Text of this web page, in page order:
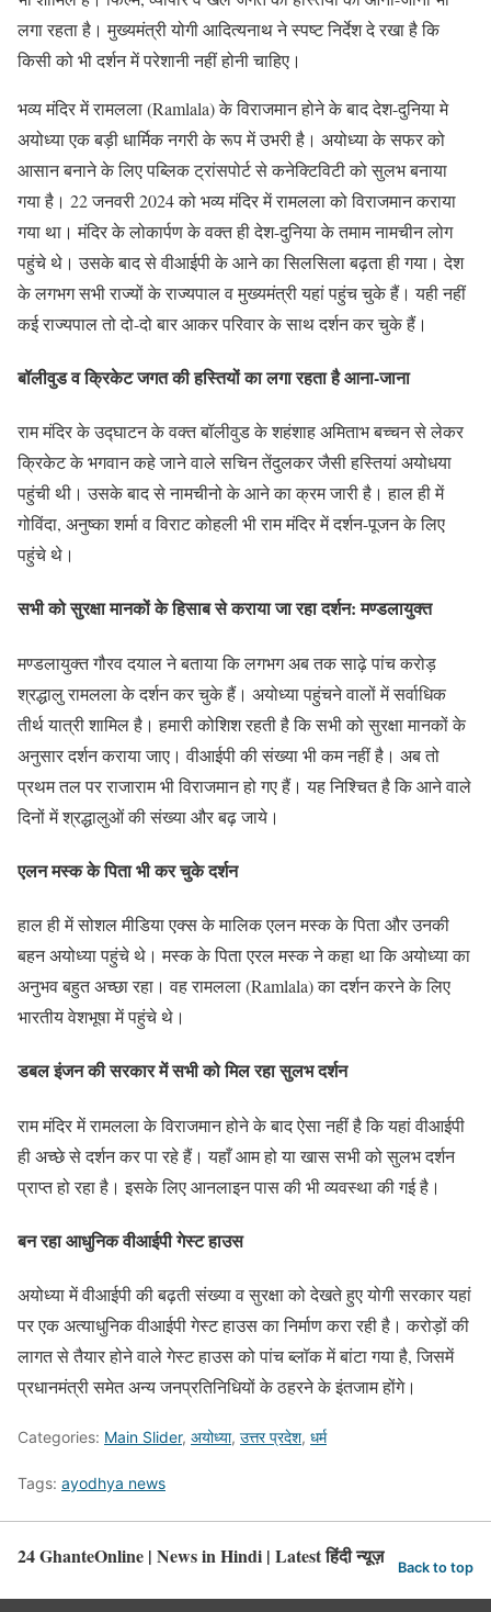
लगा रहता है। मुख्यमंत्री योगी आदित्यनाथ ने स्पष्ट निर्देश दे रखा है कि
किसी को भी दर्शन में परेशानी नहीं होनी चाहिए।
भव्य मंदिर में रामलला (Ramlala) के विराजमान होने के बाद देश-दुनिया मे
अयोध्या एक बड़ी धार्मिक नगरी के रूप में उभरी है। अयोध्या के सफर को
आसान बनाने के लिए पब्लिक ट्रांसपोर्ट से कनेक्टिविटी को सुलभ बनाया
गया है। 22 जनवरी 2024 को भव्य मंदिर में रामलला को विराजमान कराया
गया था। मंदिर के लोकार्पण के वक्त ही देश-दुनिया के तमाम नामचीन लोग
पहुंचे थे। उसके बाद से वीआईपी के आने का सिलसिला बढ़ता ही गया। देश
के लगभग सभी राज्यों के राज्यपाल व मुख्यमंत्री यहां पहुंच चुके हैं। यही नहीं
कई राज्यपाल तो दो-दो बार आकर परिवार के साथ दर्शन कर चुके हैं।
बॉलीवुड व क्रिकेट जगत की हस्तियों का लगा रहता है आना-जाना
राम मंदिर के उद्घाटन के वक्त बॉलीवुड के शहंशाह अमिताभ बच्चन से लेकर
क्रिकेट के भगवान कहे जाने वाले सचिन तेंदुलकर जैसी हस्तियां अयोधया
पहुंची थी। उसके बाद से नामचीनो के आने का क्रम जारी है। हाल ही में
गोविंदा, अनुष्का शर्मा व विराट कोहली भी राम मंदिर में दर्शन-पूजन के लिए
पहुंचे थे।
सभी को सुरक्षा मानकों के हिसाब से कराया जा रहा दर्शन: मण्डलायुक्त
मण्डलायुक्त गौरव दयाल ने बताया कि लगभग अब तक साढ़े पांच करोड़
श्रद्धालु रामलला के दर्शन कर चुके हैं। अयोध्या पहुंचने वालों में सर्वाधिक
तीर्थ यात्री शामिल है। हमारी कोशिश रहती है कि सभी को सुरक्षा मानकों के
अनुसार दर्शन कराया जाए। वीआईपी की संख्या भी कम नहीं है। अब तो
प्रथम तल पर राजाराम भी विराजमान हो गए हैं। यह निश्चित है कि आने वाले
दिनों में श्रद्धालुओं की संख्या और बढ़ जाये।
एलन मस्क के पिता भी कर चुके दर्शन
हाल ही में सोशल मीडिया एक्स के मालिक एलन मस्क के पिता और उनकी
बहन अयोध्या पहुंचे थे। मस्क के पिता एरल मस्क ने कहा था कि अयोध्या का
अनुभव बहुत अच्छा रहा। वह रामलला (Ramlala) का दर्शन करने के लिए
भारतीय वेशभूषा में पहुंचे थे।
डबल इंजन की सरकार में सभी को मिल रहा सुलभ दर्शन
राम मंदिर में रामलला के विराजमान होने के बाद ऐसा नहीं है कि यहां वीआईपी
ही अच्छे से दर्शन कर पा रहे हैं। यहाँ आम हो या खास सभी को सुलभ दर्शन
प्राप्त हो रहा है। इसके लिए आनलाइन पास की भी व्यवस्था की गई है।
बन रहा आधुनिक वीआईपी गेस्ट हाउस
अयोध्या में वीआईपी की बढ़ती संख्या व सुरक्षा को देखते हुए योगी सरकार यहां
पर एक अत्याधुनिक वीआईपी गेस्ट हाउस का निर्माण करा रही है। करोड़ों की
लागत से तैयार होने वाले गेस्ट हाउस को पांच ब्लॉक में बांटा गया है, जिसमें
प्रधानमंत्री समेत अन्य जनप्रतिनिधियों के ठहरने के इंतजाम होंगे।
Categories: Main Slider, अयोध्या, उत्तर प्रदेश, धर्म
Tags: ayodhya news
24 GhanteOnline | News in Hindi | Latest हिंदी न्यूज़ Back to top